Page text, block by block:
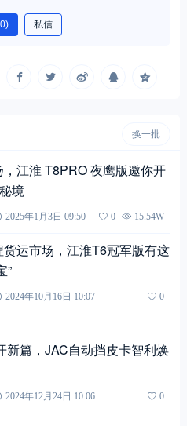
私信
换一批
，江淮 T8PRO 夜鹰版邀你开
境
2025年1月3日 09:50 0 15.54W
运市场，江淮T6冠军版有这
”
2024年10月16日 10:07
0
新篇，JAC自动挡皮卡智利焕
2024年12月24日 10:06
0